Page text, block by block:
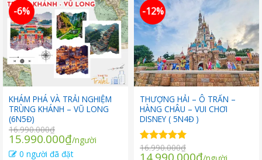
-6%
KHÁM PHÁ VÀ TRẢI NGHIỆM
TRÙNG KHÁNH – VŨ LONG
(6N5Đ)
16.990.000₫
Giá
gốc
15.990.000₫Giá
hiện
/người
0 người đã đặt
-12%
THƯỢNG HẢI – Ô TRẤN –
HÀNG CHÂU – VUI CHƠI
DISNEY ( 5N4Đ )
Được xếp
hạng5.00
16.990.000₫
Giá
14.990.000₫Giá